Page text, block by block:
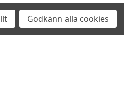
Godkänn alla cookies